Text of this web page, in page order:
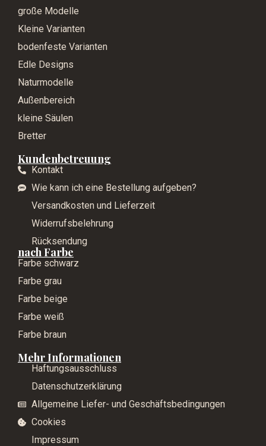
große Modelle
Kleine Varianten
bodenfeste Varianten
Edle Designs
Naturmodelle
Außenbereich
kleine Säulen
Bretter
Kundenbetreuung
Kontakt
Wie kann ich eine Bestellung aufgeben?
Versandkosten und Lieferzeit
Widerrufsbelehrung
Rücksendung
nach Farbe
Farbe schwarz
Farbe grau
Farbe beige
Farbe weiß
Farbe braun
Mehr Informationen
Haftungsausschluss
Datenschutzerklärung
Allgemeine Liefer- und Geschäftsbedingungen
Cookies
Impressum